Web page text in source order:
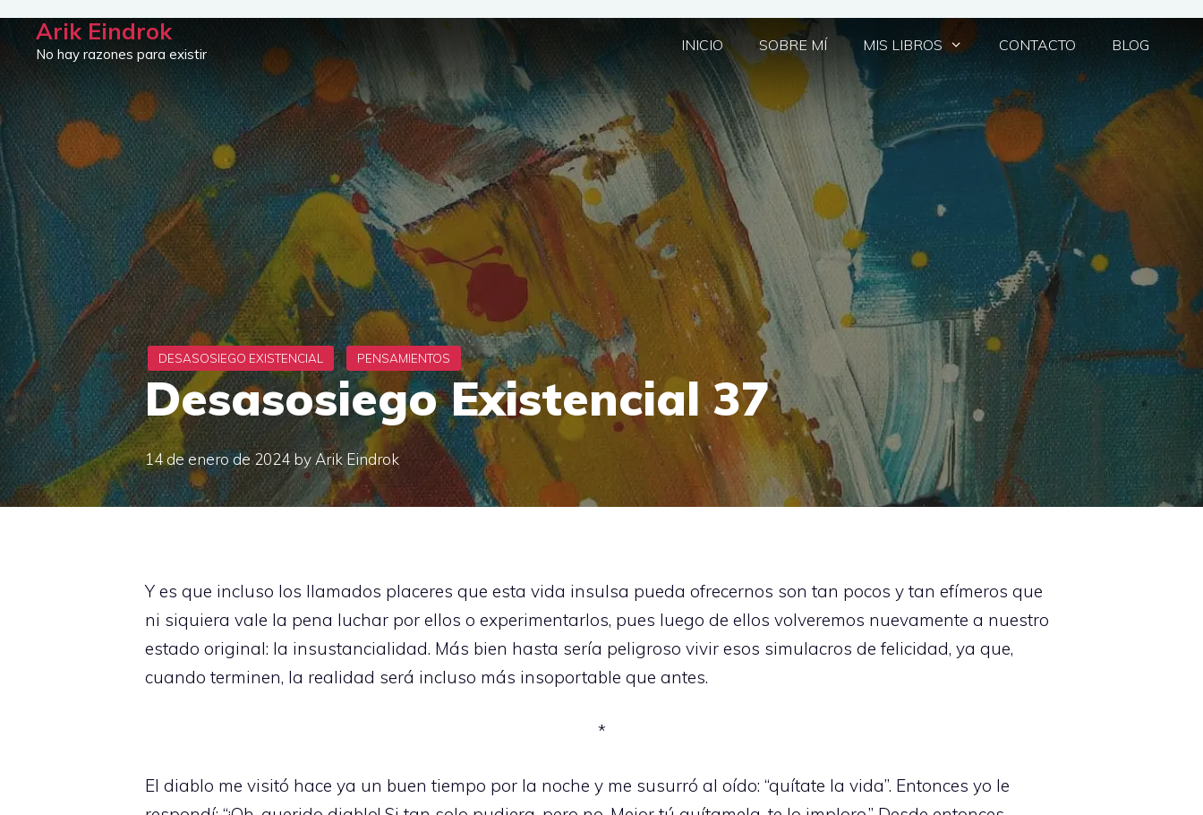
Saltar
Arik Eindrok
No hay razones para existir
INICIO SOBRE MÍ MIS LIBROS CONTACTO BLOG
Desasosiego Existencial 37
14 de enero de 2024 by Arik Eindrok
Y es que incluso los llamados placeres que esta vida insulsa pueda ofrecernos son tan pocos y tan efímeros que
ni siquiera vale la pena luchar por ellos o experimentarlos, pues luego de ellos volveremos nuevamente a nuestro
estado original: la insustancialidad. Más bien hasta sería peligroso vivir esos simulacros de felicidad, ya que,
cuando terminen, la realidad será incluso más insoportable que antes.
*
El diablo me visitó hace ya un buen tiempo por la noche y me susurró al oído: “quítate la vida”. Entonces yo le